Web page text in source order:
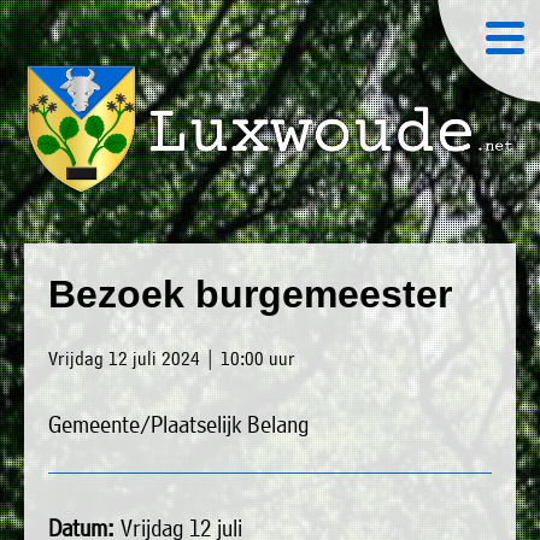
Bezoek burgemeester
Vrijdag 12 juli 2024 | 10:00 uur
Gemeente/Plaatselijk Belang
Datum: Vrijdag 12 juli
»
Home
Welkom
»
Nieuws
Agenda
Luxwoude.net
website@luxwoude.net
Plaatselijk
belang
dit
moment
het
bestuur